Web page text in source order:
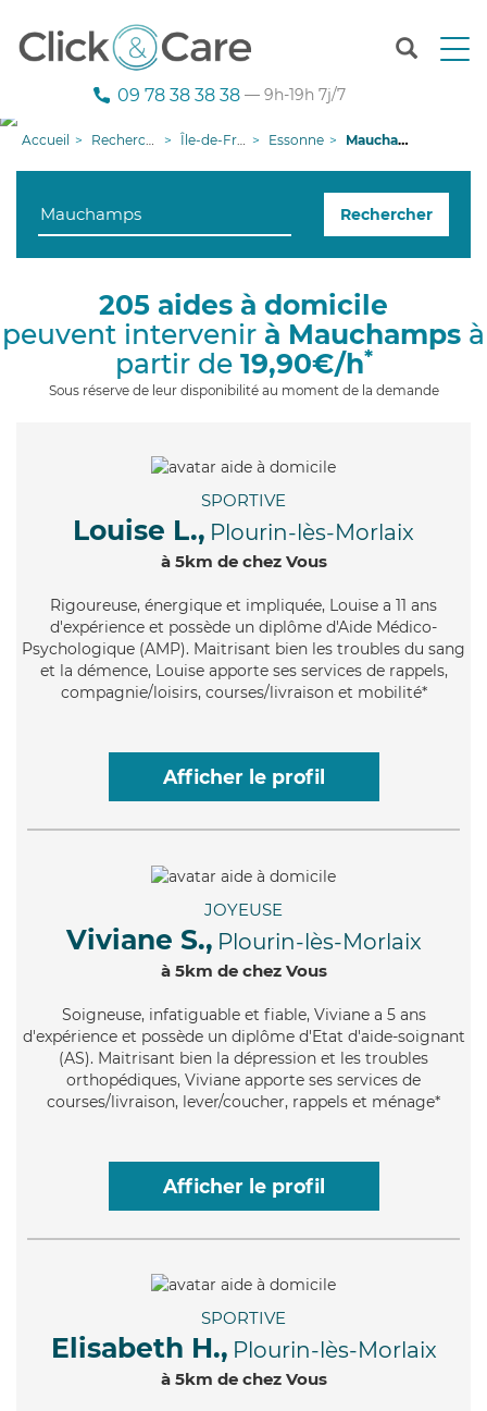
T
n
g
i
09 78 38 38 38 — 9h-19h 7j/7
Accueil Recherche aide à domicile Île-de-France Essonne Mauchamps
Rechercher
205 aides à domicile
peuvent intervenir à Mauchamps à
partir de 19,90€/h*
Sous réserve de leur disponibilité au moment de la demande
SPORTIVE
Louise L., Plourin-lès-Morlaix
à 5km de chez Vous
Rigoureuse, énergique et impliquée, Louise a 11 ans
d'expérience et possède un diplôme d'Aide Médico-
Psychologique (AMP). Maitrisant bien les troubles du sang
et la démence, Louise apporte ses services de rappels,
compagnie/loisirs, courses/livraison et mobilité*
Afficher le profil
JOYEUSE
Viviane S., Plourin-lès-Morlaix
à 5km de chez Vous
Soigneuse, infatiguable et fiable, Viviane a 5 ans
d'expérience et possède un diplôme d'Etat d'aide-soignant
(AS). Maitrisant bien la dépression et les troubles
orthopédiques, Viviane apporte ses services de
courses/livraison, lever/coucher, rappels et ménage*
Afficher le profil
SPORTIVE
Elisabeth H., Plourin-lès-Morlaix
à 5km de chez Vous